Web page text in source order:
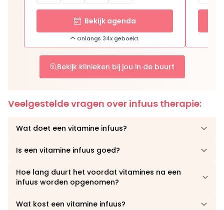
Bekijk agenda
Onlangs 34x geboekt
Bekijk klinieken bij jou in de buurt
Veelgestelde vragen over infuus therapie:
Wat doet een vitamine infuus?
Is een vitamine infuus goed?
Hoe lang duurt het voordat vitamines na een
infuus worden opgenomen?
Wat kost een vitamine infuus?